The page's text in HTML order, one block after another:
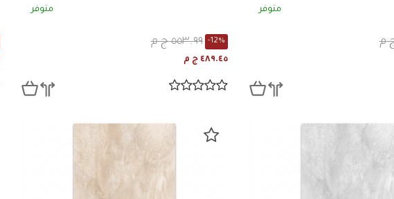
متوفر متوفر
٥٥٣.٩٩ ج م -12%
٤٨٩.٤٥ ج م